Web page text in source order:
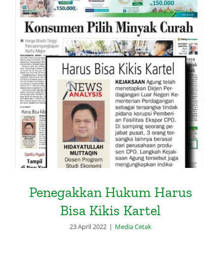
Penegakkan Hukum Harus Bisa
Kikis Kartel
Penegakkan Hukum Harus
Bisa Kikis Kartel
23 April 2022 | Media Cetak